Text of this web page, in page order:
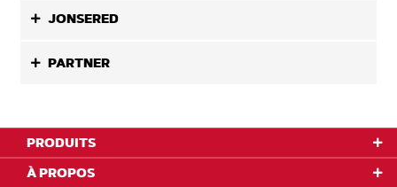
JONSERED
PARTNER
PRODUITS
À PROPOS